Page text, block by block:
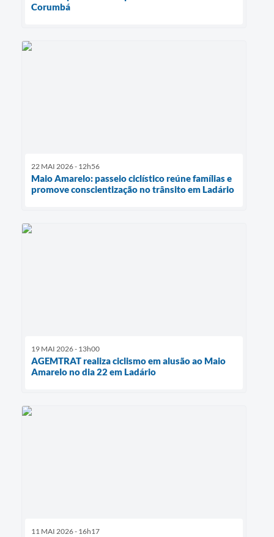
Corumbá
22 MAI 2026 - 12h56
Maio Amarelo: passeio ciclístico reúne famílias e
promove conscientização no trânsito em Ladário
19 MAI 2026 - 13h00
AGEMTRAT realiza ciclismo em alusão ao Maio
Amarelo no dia 22 em Ladário
11 MAI 2026 - 16h17